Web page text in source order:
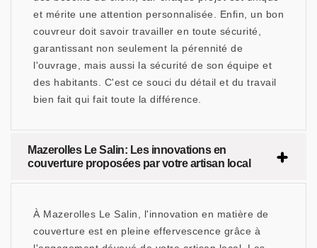
et mérite une attention personnalisée. Enfin, un bon
couvreur doit savoir travailler en toute sécurité,
garantissant non seulement la pérennité de
l'ouvrage, mais aussi la sécurité de son équipe et
des habitants. C'est ce souci du détail et du travail
bien fait qui fait toute la différence.
Mazerolles Le Salin: Les innovations en
couverture proposées par votre artisan local
À Mazerolles Le Salin, l'innovation en matière de
couverture est en pleine effervescence grâce à